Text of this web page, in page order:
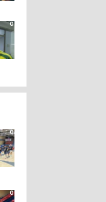
0
0
0